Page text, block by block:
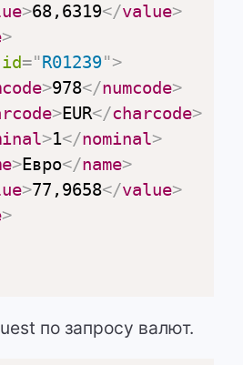
>68,6319</value>
>
id="R01239">
>978</numcode>
>EUR</charcode>
>1</nominal>
>Евро</name>
>77,9658</value>
>
по запросу валют.